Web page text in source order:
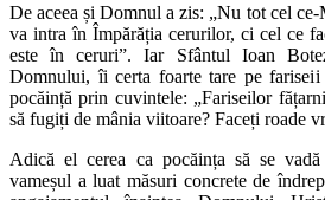
De aceea și Domnul a zis: „Nu tot cel
va intra în Împărăția cerurilor, ci cel ce
este în ceruri”. Iar Sfântul Ioan
Domnului, îi certa foarte tare pe
pocăință prin cuvintele: „Fariseilor
să fugiți de mânia viitoare? Faceți roade
Adică el cerea ca pocăința să se
vameșul a luat măsuri concrete de